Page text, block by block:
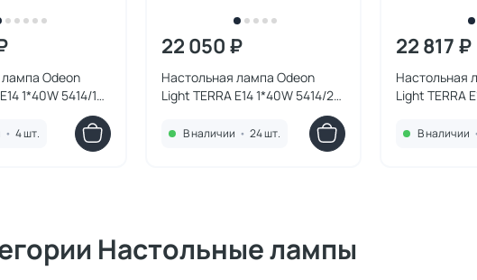
Odeon
1*40W 5414/1T
• 4 шт.
22 050 ₽
Настольная лампа Odeon
Light TERRA E14 1*40W 5414/2T
В наличии • 24 шт.
22 817 ₽
Настольная
Light TERRA
В наличии
Настольные лампы